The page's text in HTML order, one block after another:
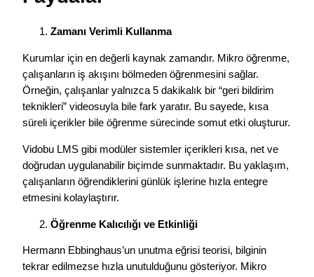
Zamanı Verimli Kullanma
Kurumlar için en değerli kaynak zamandır. Mikro öğrenme,
çalışanların iş akışını bölmeden öğrenmesini sağlar.
Örneğin, çalışanlar yalnızca 5 dakikalık bir “geri bildirim
teknikleri” videosuyla bile fark yaratır. Bu sayede, kısa
süreli içerikler bile öğrenme sürecinde somut etki oluşturur.
Vidobu LMS gibi modüler sistemler içerikleri kısa, net ve
doğrudan uygulanabilir biçimde sunmaktadır. Bu yaklaşım,
çalışanların öğrendiklerini günlük işlerine hızla entegre
etmesini kolaylaştırır.
Öğrenme Kalıcılığı ve Etkinliği
Hermann Ebbinghaus’un unutma eğrisi teorisi, bilginin
tekrar edilmezse hızla unutulduğunu gösteriyor. Mikro